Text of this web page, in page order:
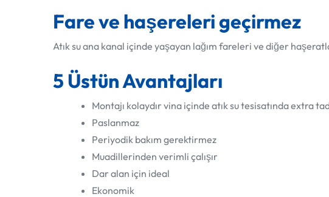
Fare ve haşereleri geçirmez
Atık su ana kanal içinde yaşayan lağım fareleri ve diğer
5 Üstün Avantajları
Montajı kolaydır vina içinde atık su tesisatında extra
Paslanmaz
Periyodik bakım gerektirmez
Muadillerinden verimli çalışır
Dar alan için ideal
Ekonomik